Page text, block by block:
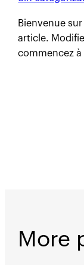
Bienvenue
article.
commencez à
More